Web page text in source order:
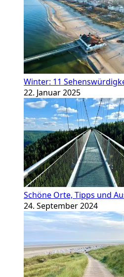
Winter: 11
22. Januar 2025
Schöne Orte, Tipps und
24. September 2024